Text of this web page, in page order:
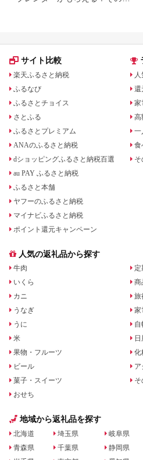
サイト比較
楽天ふるさと納税
ふるなび
ふるさとチョイス
さとふる
ふるさとプレミアム
ANAのふるさと納税
dショッピングふるさと納税百選
au PAY ふるさと納税
ふるさと本舗
ヤフーのふるさと納税
マイナビふるさと納税
ポイント還元キャンペーン
還
家
高
一
食
そ
人気の返礼品から探す
牛肉
いくら
カニ
うなぎ
うに
米
果物・フルーツ
ビール
菓子・スイーツ
おせち
定
商
旅
家
自
日
化
ア
そ
地域から返礼品を探す
北海道
青森県
埼玉県
千葉県
岐阜県
静岡県